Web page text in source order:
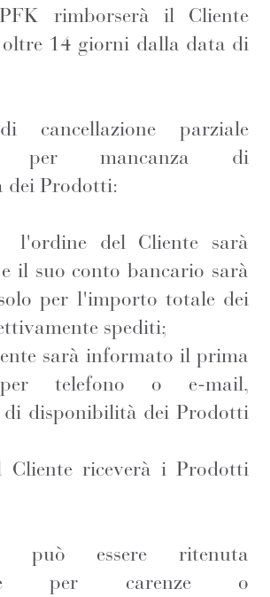
rimborserà il Cliente
14 giorni dalla data di
parziale
per mancanza di
dei Prodotti:
l'ordine del Cliente sarà
il suo conto bancario sarà
per l'importo totale dei
spediti;
sarà informato il prima
per telefono o e-mail,
di disponibilità dei Prodotti
Cliente riceverà i Prodotti
può essere ritenuta
per carenze o